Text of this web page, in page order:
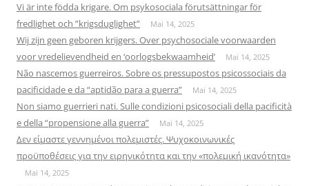
Vi är inte födda krigare. Om psykosociala förutsättningar för
fredlighet och ”krigsduglighet”
Mai 14, 2025
Wij zijn geen geboren krijgers. Over psychosociale voorwaarden
voor vredelievendheid en ‘oorlogsbekwaamheid’
Mai 14, 2025
Não nascemos guerreiros. Sobre os pressupostos psicossociais da
pacificidade e da “aptidão para a guerra”
Mai 14, 2025
Non siamo guerrieri nati. Sulle condizioni psicosociali della pacificità
e della “propensione alla guerra”
Mai 14, 2025
Δεν είμαστε γεννημένοι πολεμιστές. Ψυχοκοινωνικές
προϋποθέσεις για την ειρηνικότητα και την «πολεμική ικανότητα»
Mai 14, 2025